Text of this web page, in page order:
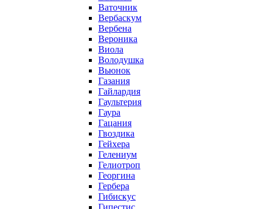
Ваточник
Вербаскум
Вербена
Вероника
Виола
Володушка
Вьюнок
Газания
Гайлардия
Гаультерия
Гаура
Гацания
Гвоздика
Гейхера
Гелениум
Гелиотроп
Георгина
Гербера
Гибискус
Гипестис